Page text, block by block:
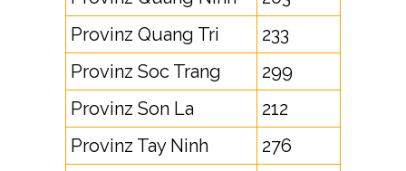
Provinz Quang Tri
233
Provinz Soc Trang
299
Provinz Son La
212
Provinz Tay Ninh
276